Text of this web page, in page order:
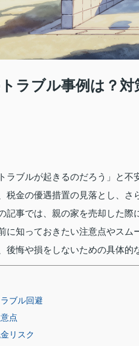
ラブル事例は？
ラブルが起きるのだろう」と
税金の優遇措置の見落とし、
記事では、親の家を売却した
に知っておきたい注意点やス
悔や損をしないための具体的
ブル回避
点
リスク